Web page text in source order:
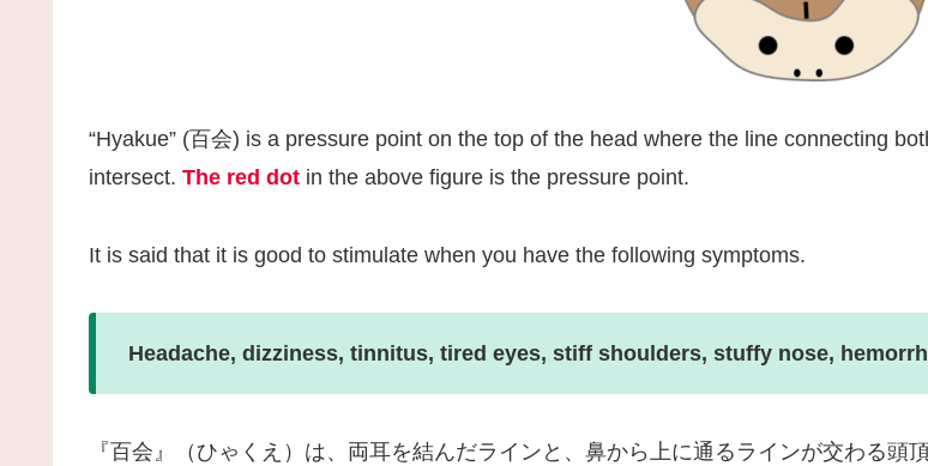
“Hyakue” (百会) is a pressure point on the top of the head where the line connecting
intersect. The red dot in the above figure is the pressure point.
It is said that it is good to stimulate when you have the following symptoms.
Headache, dizziness, tinnitus, tired eyes, stiff shoulders, stuffy nose,
『百会』（ひゃくえ）は、両耳を結んだラインと、鼻から上に通るラインが交わる頭